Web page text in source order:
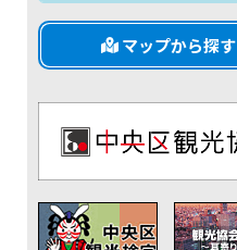
マップから探す